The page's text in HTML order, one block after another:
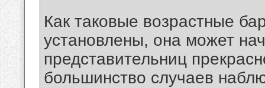
Как таковые возрастные
установлены, она может
представительниц
большинство случаев